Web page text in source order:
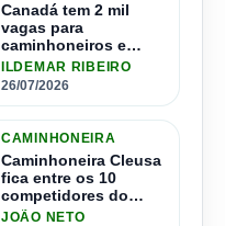
Canadá tem 2 mil
vagas para
caminhoneiros e
salário de até R$ 24
mil por mês
ILDEMAR RIBEIRO
26/07/2026
CAMINHONEIRA
Caminhoneira Cleusa
fica entre os 10
competidores do
Master Driver Brasil
JOÃO NETO